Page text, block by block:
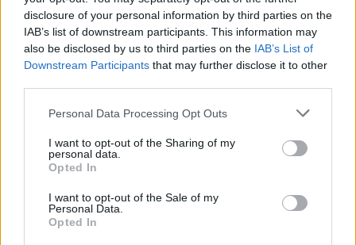
disclosure of your personal information by third parties on the
IAB’s list of downstream participants. This information may
also be disclosed by us to third parties on the IAB’s List of
Downstream Participants that may further disclose it to other
Personal Data Processing Opt Outs
I want to opt-out of the Sharing of my
personal data.
Opted In
I want to opt-out of the Sale of my
Personal Data.
Opted In
Ehdotan kaupallista yhteistyötä tai haluan mainostaa
sivustolla
Minulla on muu yhteistyöehdotus
Minulla on matkailualaa koskeva juttuvinkki
Löysin virheen tai puutteen oppaasta
Muu asia
Sähköpostiosoitteesi (jos haluat että vastaamme):
Viestisi: